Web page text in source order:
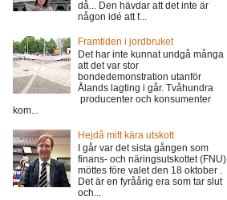
då... Den hävdar att det inte är
någon idé att f...
Framtiden i jordbruket
Det har inte kunnat undgå många
att det var stor
bondedemonstration utanför
Ålands lagting i går. Tvåhundra
producenter och konsumenter
kom...
Hejdå mitt kära utskott
I går var det sista gången som
finans- och näringsutskottet (FNU)
möttes före valet den 18 oktober .
Det är en fyråårig era som tar slut
och...